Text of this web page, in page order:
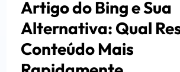
Artigo do Bing e Sua
Alternativa: Qual
Conteúdo Mais